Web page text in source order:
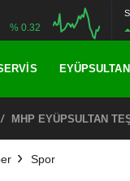
% 0.32
EYÜPSULTAN
/ MHP EYÜPSULTAN
Spor